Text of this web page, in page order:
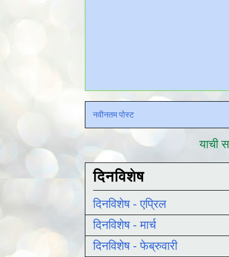
नवीनतम पोस्ट
याची
दिनविशेष
दिनविशेष - एप्रिल
दिनविशेष - मार्च
दिनविशेष - फेब्रुवारी